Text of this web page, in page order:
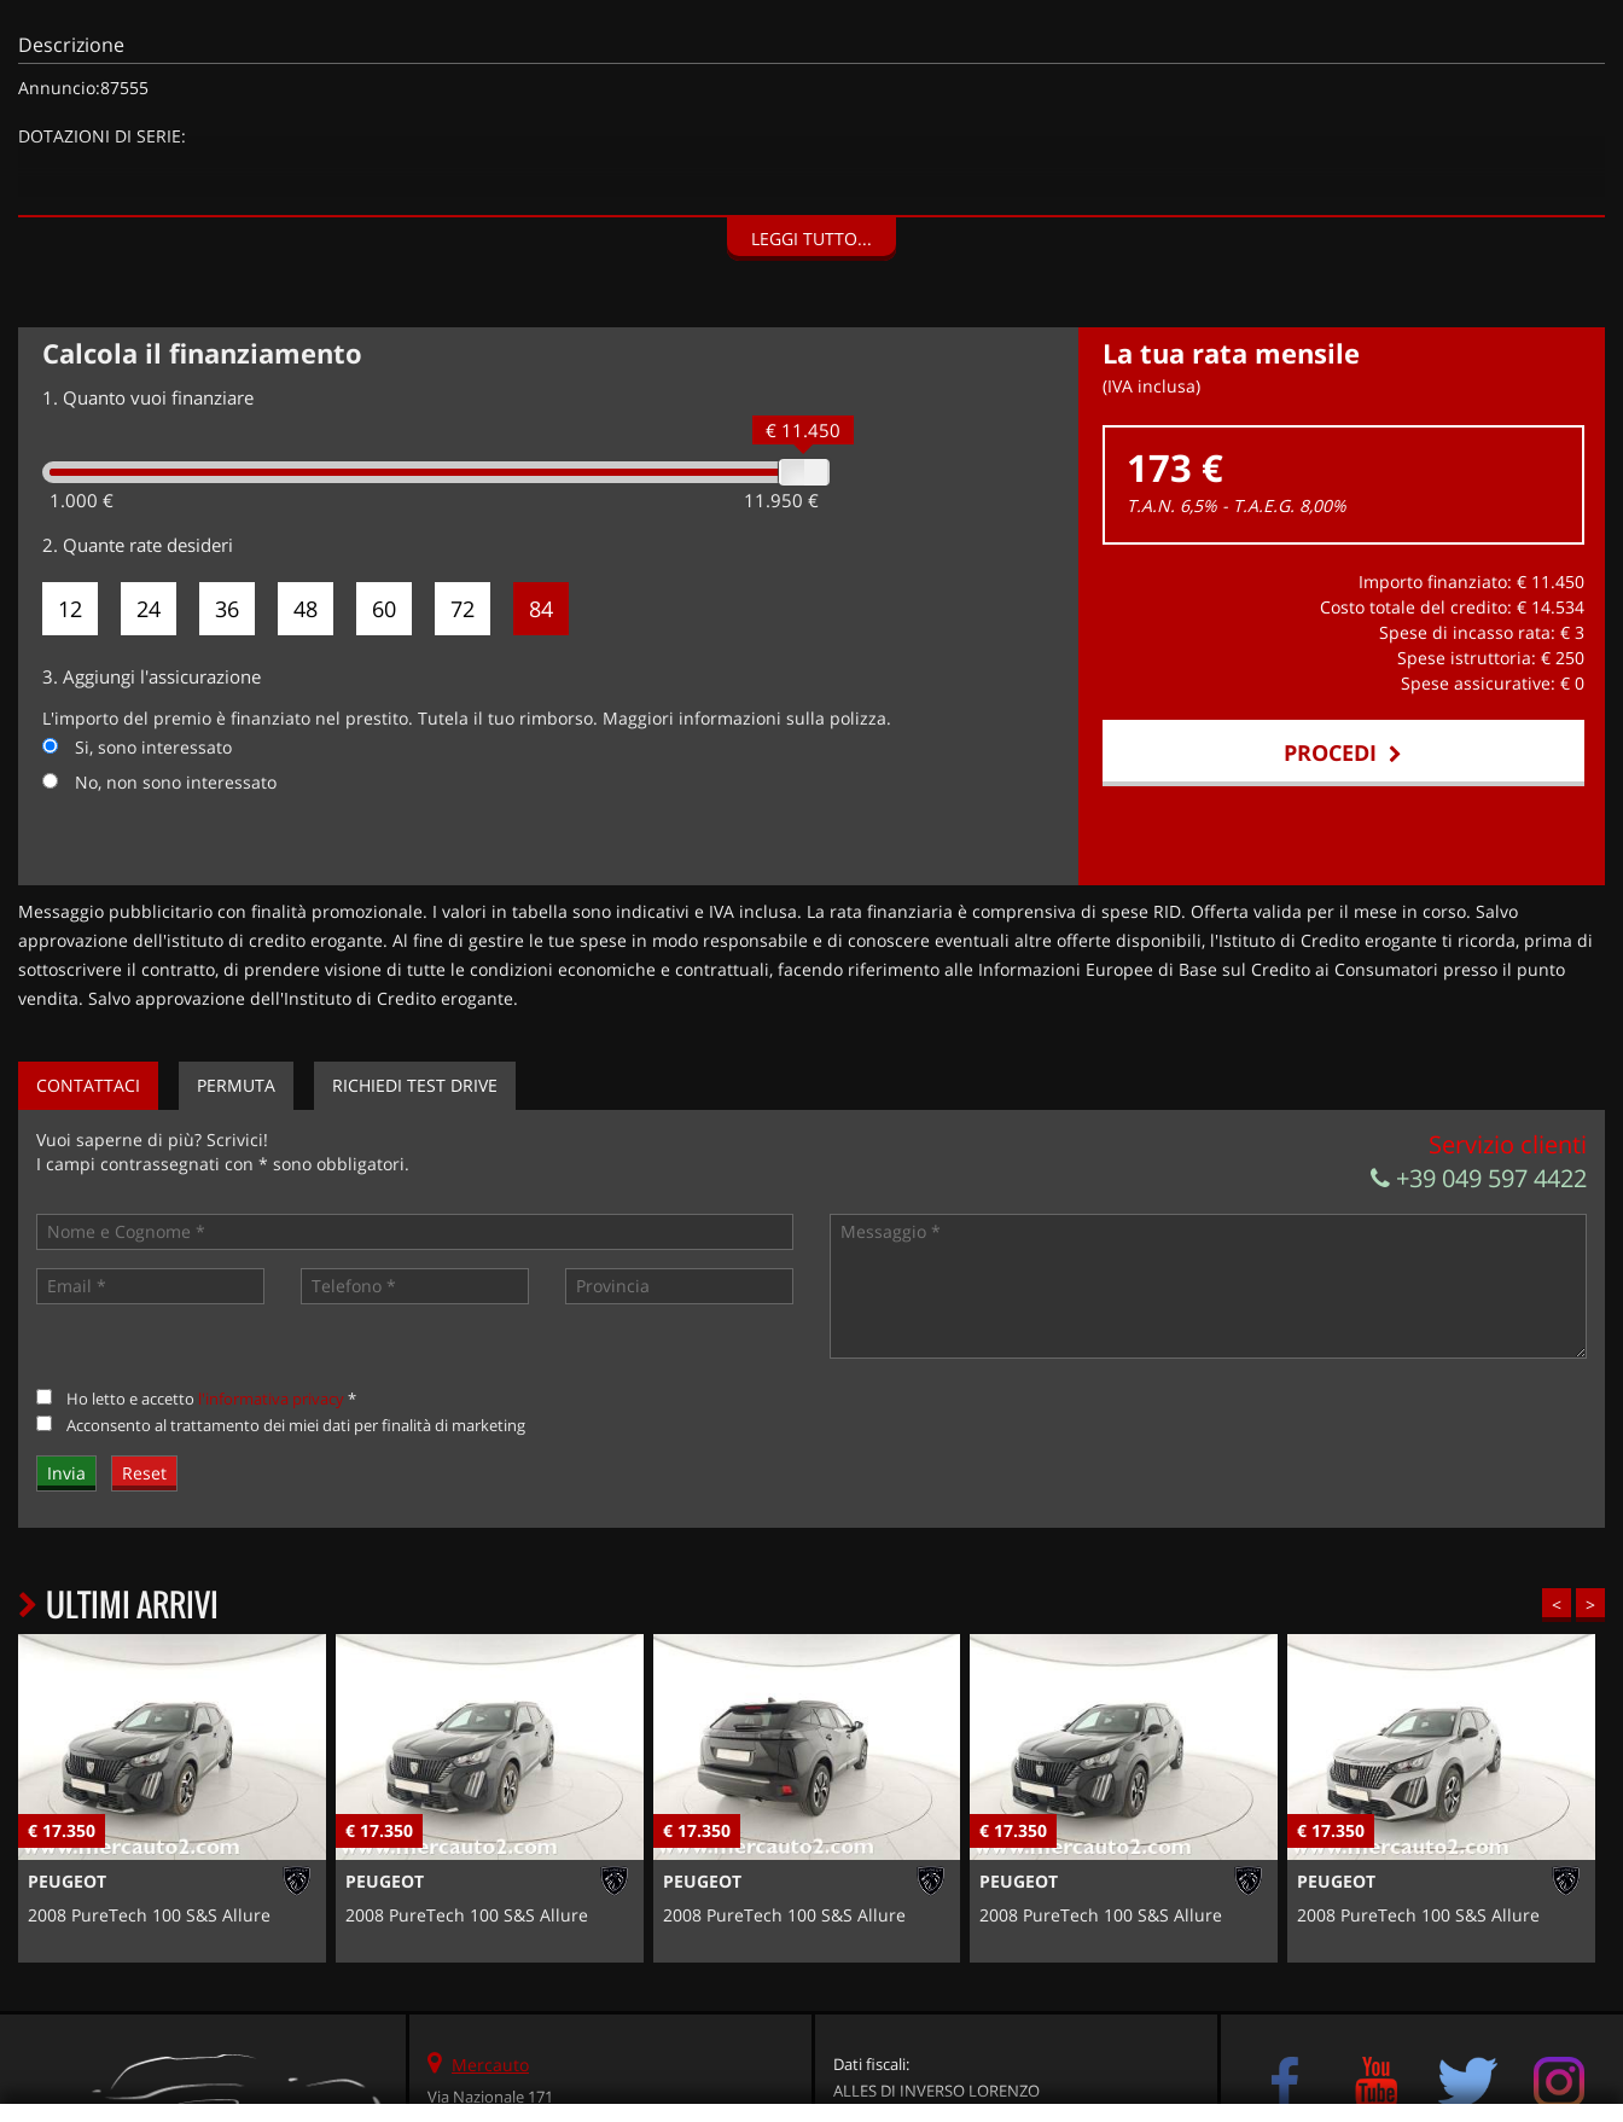
Descrizione
Annuncio:87555
DOTAZIONI DI SERIE:
LEGGI TUTTO...
Calcola il finanziamento
1. Quanto vuoi finanziare
1.000 € 11.950 €
€ 11.450
2. Quante rate desideri
12 24 36 48 60 72 84
3. Aggiungi l'assicurazione
L'importo del premio è finanziato nel prestito. Tutela il tuo rimborso. Maggiori informazioni sulla polizza.
Si, sono interessato
No, non sono interessato
La tua rata mensile
(IVA inclusa)
173 €
T.A.N. 6,5% - T.A.E.G. 8,00%
Importo finanziato: € 11.450
Costo totale del credito: € 14.534
Spese di incasso rata: € 3
Spese istruttoria: € 250
Spese assicurative: € 0
PROCEDI
Messaggio pubblicitario con finalità promozionale. I valori in tabella sono indicativi e IVA inclusa. La rata finanziaria è comprensiva di spese RID. Offerta valida per il mese in corso. Salvo
approvazione dell'istituto di credito erogante. Al fine di gestire le tue spese in modo responsabile e di conoscere eventuali altre offerte disponibili, l'Istituto di Credito erogante ti ricorda, prima di
sottoscrivere il contratto, di prendere visione di tutte le condizioni economiche e contrattuali, facendo riferimento alle Informazioni Europee di Base sul Credito ai Consumatori presso il punto
vendita. Salvo approvazione dell'Instituto di Credito erogante.
CONTATTACI PERMUTA RICHIEDI TEST DRIVE
Vuoi saperne di più? Scrivici!
I campi contrassegnati con * sono obbligatori.
Servizio clienti
+39 049 597 4422
Ho letto e accetto l'informativa privacy*
Acconsento al trattamento dei miei dati per finalità di marketing
ULTIMI ARRIVI < >
€ 17.350
PEUGEOT
2008 PureTech 100 S&S Allure
€ 17.350
PEUGEOT
2008 PureTech 100 S&S Allure
€ 17.350
PEUGEOT
2008 PureTech 100 S&S Allure
€ 17.350
PEUGEOT
2008 PureTech 100 S&S Allure
€ 17.350
FIAT
600 Hybrid 110 CV DCT MHEV
Mercauto
Via Nazionale 171
Dati fiscali:
ALLES DI INVERSO LORENZO